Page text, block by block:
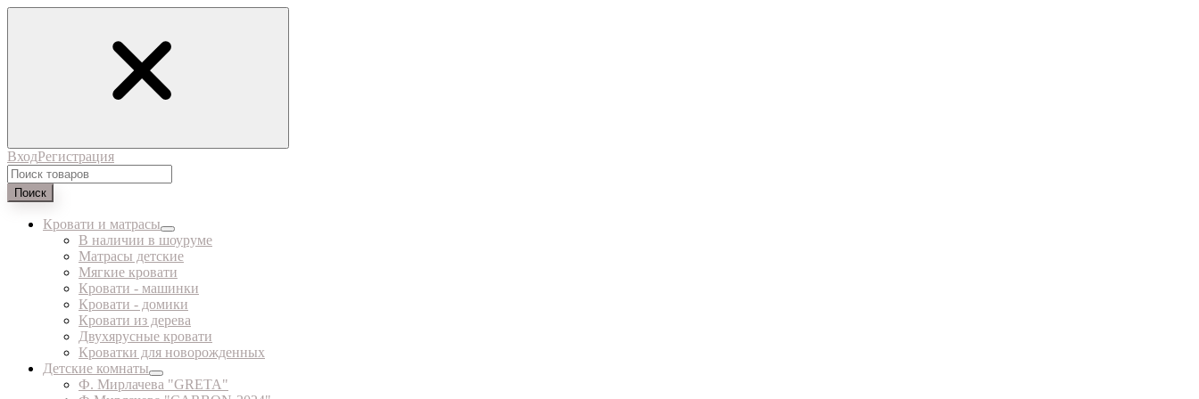
ВходРегистрация
Поиск
Кровати и матрасы
В наличии в шоуруме
Матрасы детские
Мягкие кровати
Кровати - машинки
Кровати - домики
Кровати из дерева
Двухярусные кровати
Кроватки для новорожденных
Детские комнаты
Ф. Мирлачева "GRETA"